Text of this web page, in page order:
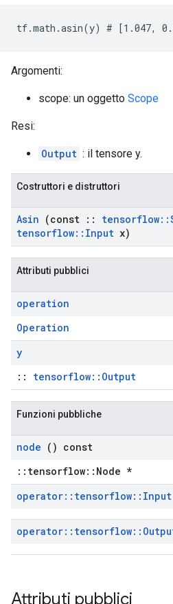
tf.math.asin(y) # [1.047,
Argomenti:
scope: un oggetto Scope
Resi:
Output : il tensore y.
Costruttori e distruttori
Asin (const :: tensorflow::
tensorflow:: Input x)
Attributi pubblici
operation
Operation
y
:: tensorflow::Output
Funzioni pubbliche
node () const
::tensorflow::Node *
operator:: tensorflow:: Input
operator:: tensorflow::
Attributi pubblici